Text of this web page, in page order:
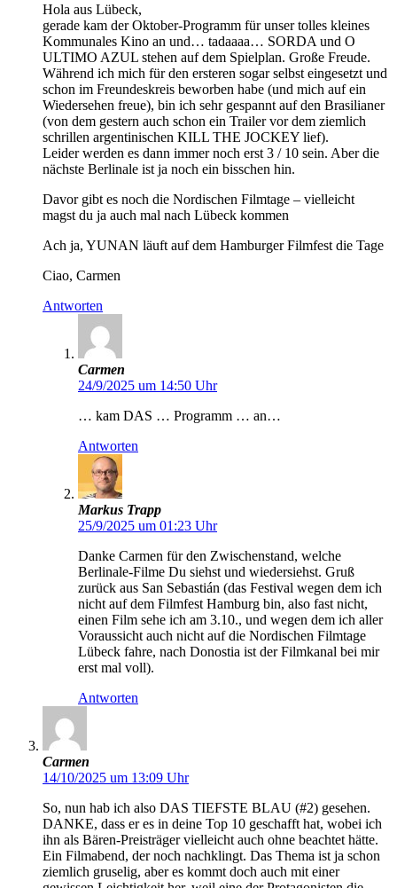
Hola aus Lübeck,
gerade kam der Oktober-Programm für unser tolles kleines
Kommunales Kino an und… tadaaaa… SORDA und O
ULTIMO AZUL stehen auf dem Spielplan. Große Freude.
Während ich mich für den ersteren sogar selbst eingesetzt und
schon im Freundeskreis beworben habe (und mich auf ein
Wiedersehen freue), bin ich sehr gespannt auf den Brasilianer
(von dem gestern auch schon ein Trailer vor dem ziemlich
schrillen argentinischen KILL THE JOCKEY lief).
Leider werden es dann immer noch erst 3 / 10 sein. Aber die
nächste Berlinale ist ja noch ein bisschen hin.
Davor gibt es noch die Nordischen Filmtage – vielleicht
magst du ja auch mal nach Lübeck kommen
Ach ja, YUNAN läuft auf dem Hamburger Filmfest die Tage
Ciao, Carmen
Antworten
Carmen
24/9/2025 um 14:50 Uhr
… kam DAS … Programm … an…
Antworten
Markus Trapp
25/9/2025 um 01:23 Uhr
Danke Carmen für den Zwischenstand, welche
Berlinale-Filme Du siehst und wiedersiehst. Gruß
zurück aus San Sebastián (das Festival wegen dem ich
nicht auf dem Filmfest Hamburg bin, also fast nicht,
einen Film sehe ich am 3.10., und wegen dem ich aller
Voraussicht auch nicht auf die Nordischen Filmtage
Lübeck fahre, nach Donostia ist der Filmkanal bei mir
erst mal voll).
Antworten
Carmen
14/10/2025 um 13:09 Uhr
So, nun hab ich also DAS TIEFSTE BLAU (#2) gesehen.
DANKE, dass er es in deine Top 10 geschafft hat, wobei ich
ihn als Bären-Preisträger vielleicht auch ohne beachtet hätte.
Ein Filmabend, der noch nachklingt. Das Thema ist ja schon
ziemlich gruselig, aber es kommt doch auch mit einer